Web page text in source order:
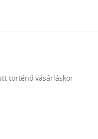
történő vásárláskor